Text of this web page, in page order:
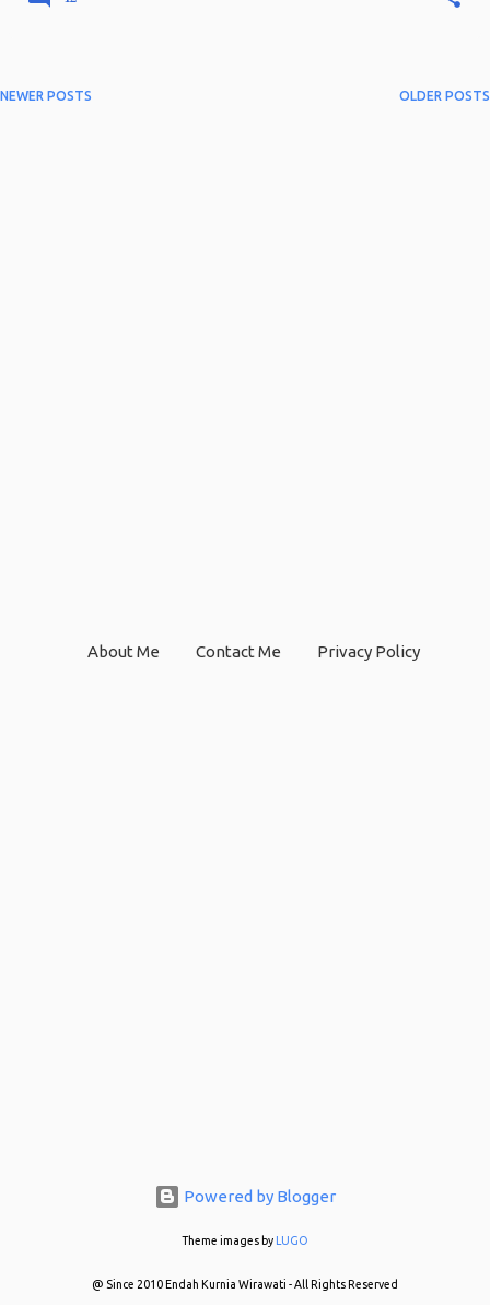
NEWER POSTS OLDER POSTS
About Me Contact Me Privacy Policy
Powered by Blogger
Theme images by LUGO
@ Since 2010 Endah Kurnia Wirawati - All Rights Reserved